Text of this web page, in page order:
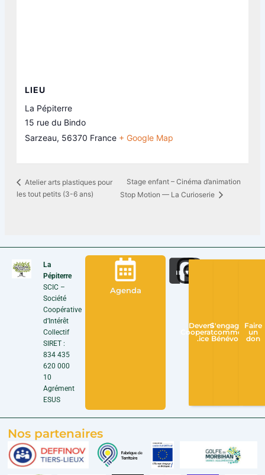
LIEU
La Pépiterre
15 rue du Bindo
Sarzeau, 56370 France + Google Map
Atelier arts plastiques pour
les tout petits (3-6 ans)
Stage enfant – Cinéma d’animation
Stop Motion — La Curioserie
La
Pépiterre
SCIC –
Société
Coopérative
d’Intérêt
Collectif
SIRET :
834 435
620 000
10
Agrément
ESUS
Agenda
Devenir
Cooperateur
.ice
S'engager
comme
Bénévole
Faire
un
don
Nos partenaires